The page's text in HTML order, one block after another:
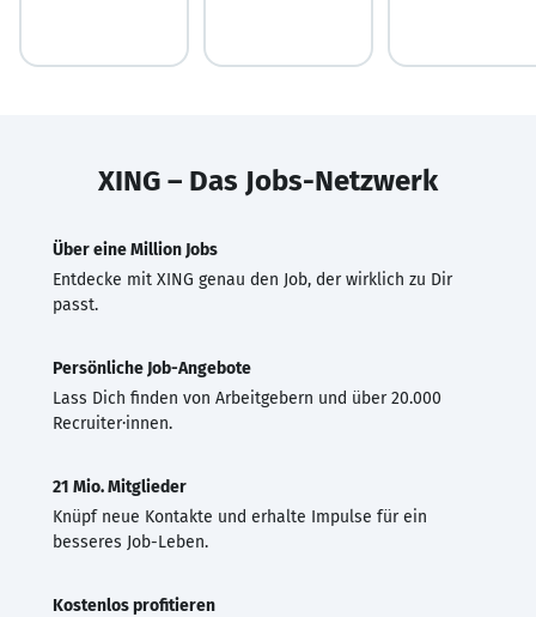
XING – Das Jobs-Netzwerk
Über eine Million Jobs
Entdecke mit XING genau den Job, der wirklich zu Dir
passt.
Persönliche Job-Angebote
Lass Dich finden von Arbeitgebern und über 20.000
Recruiter·innen.
21 Mio. Mitglieder
Knüpf neue Kontakte und erhalte Impulse für ein
besseres Job-Leben.
Kostenlos profitieren